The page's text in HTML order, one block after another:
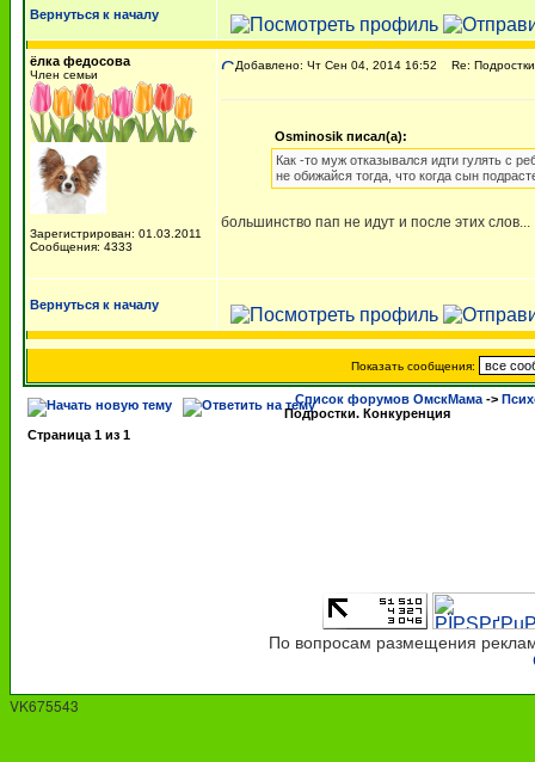
Вернуться к началу
ёлка федосова
Член семьи
Зарегистрирован: 01.03.2011
Сообщения: 4333
Добавлено: Чт Сен 04, 2014 16:52 Re:
Osminosik писал(а):
Как -то муж отказывался идти гулять с
не обижайся тогда, что когда сын
большинство пап не идут и после этих слов...
Вернуться к началу
Показать сообщения:
Список форумов ОмскМама ->
Подростки. Конкуренция
Страница 1 из 1
По вопросам размещения
VK675543